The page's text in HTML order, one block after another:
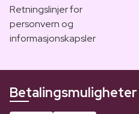
Retningslinjer for
personvern og
informasjonskapsler
Betalingsmuligheter